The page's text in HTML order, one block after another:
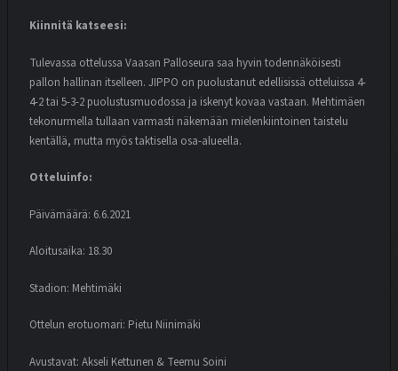
Kiinnitä katseesi:
Tulevassa ottelussa Vaasan Palloseura saa hyvin todennäköisesti
pallon hallinan itselleen. JIPPO on puolustanut edellisissä otteluissa 4-
4-2 tai 5-3-2 puolustusmuodossa ja iskenyt kovaa vastaan. Mehtimäen
tekonurmella tullaan varmasti näkemään mielenkiintoinen taistelu
kentällä, mutta myös taktisella osa-alueella.
Otteluinfo:
Päivämäärä: 6.6.2021
Aloitusaika: 18.30
Stadion: Mehtimäki
Ottelun erotuomari: Pietu Niinimäki
Avustavat: Akseli Kettunen & Teemu Soini